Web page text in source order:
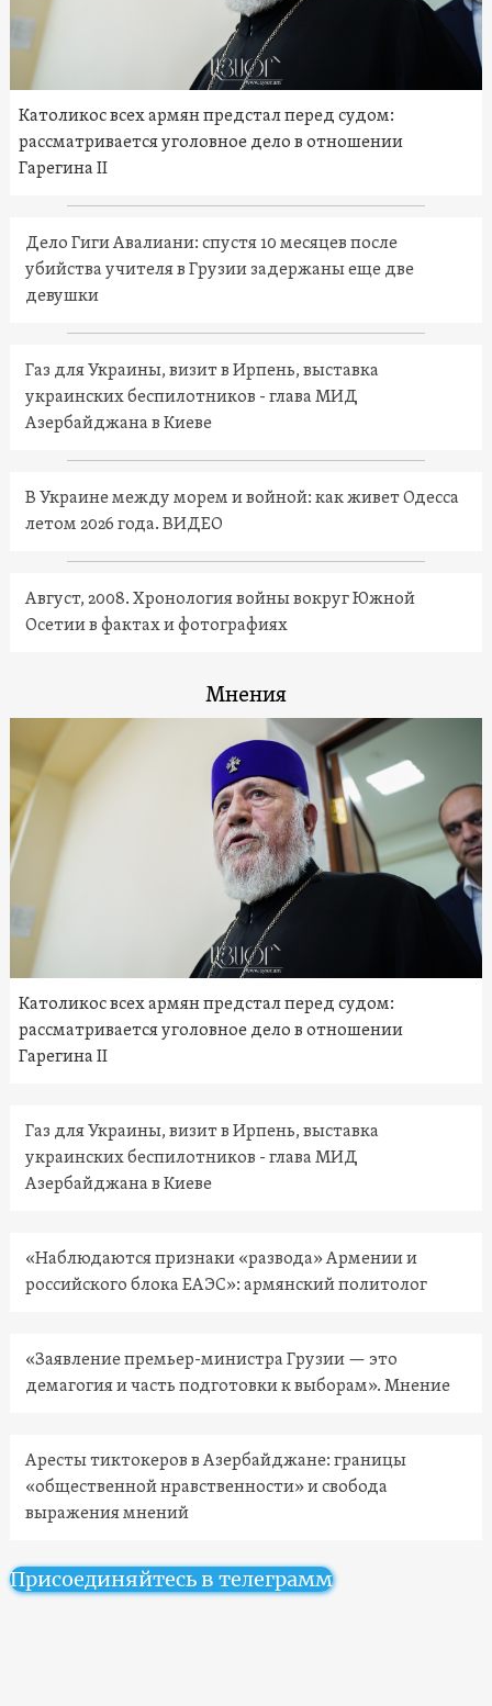
Католикос всех армян предстал перед судом:
рассматривается уголовное дело в отношении
Гарегина II
Дело Гиги Авалиани: спустя 10 месяцев после
убийства учителя в Грузии задержаны еще две
девушки
Газ для Украины, визит в Ирпень, выставка
украинских беспилотников - глава МИД
Азербайджана в Киеве
В Украине между морем и войной: как живет Одесса
летом 2026 года. ВИДЕО
Август, 2008. Хронология войны вокруг Южной
Осетии в фактах и фотографиях
Мнения
Католикос всех армян предстал перед судом:
рассматривается уголовное дело в отношении
Гарегина II
Газ для Украины, визит в Ирпень, выставка
украинских беспилотников - глава МИД
Азербайджана в Киеве
«Наблюдаются признаки «развода» Армении и
российского блока ЕАЭС»: армянский политолог
«Заявление премьер-министра Грузии — это
демагогия и часть подготовки к выборам». Мнение
Аресты тиктокеров в Азербайджане: границы
«общественной нравственности» и свобода
выражения мнений
Присоединяйтесь в телеграмм